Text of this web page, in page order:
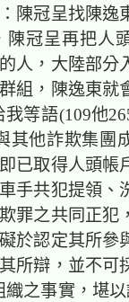
陳冠呈找陳逸
冠呈再把人
人，大陸部分
組，陳逸東就
等語(109他
其他詐欺集團
已取得人頭帳
手共犯提領、
罪之共同正犯
於認定其所參
所辯，並不可
織之事實，堪